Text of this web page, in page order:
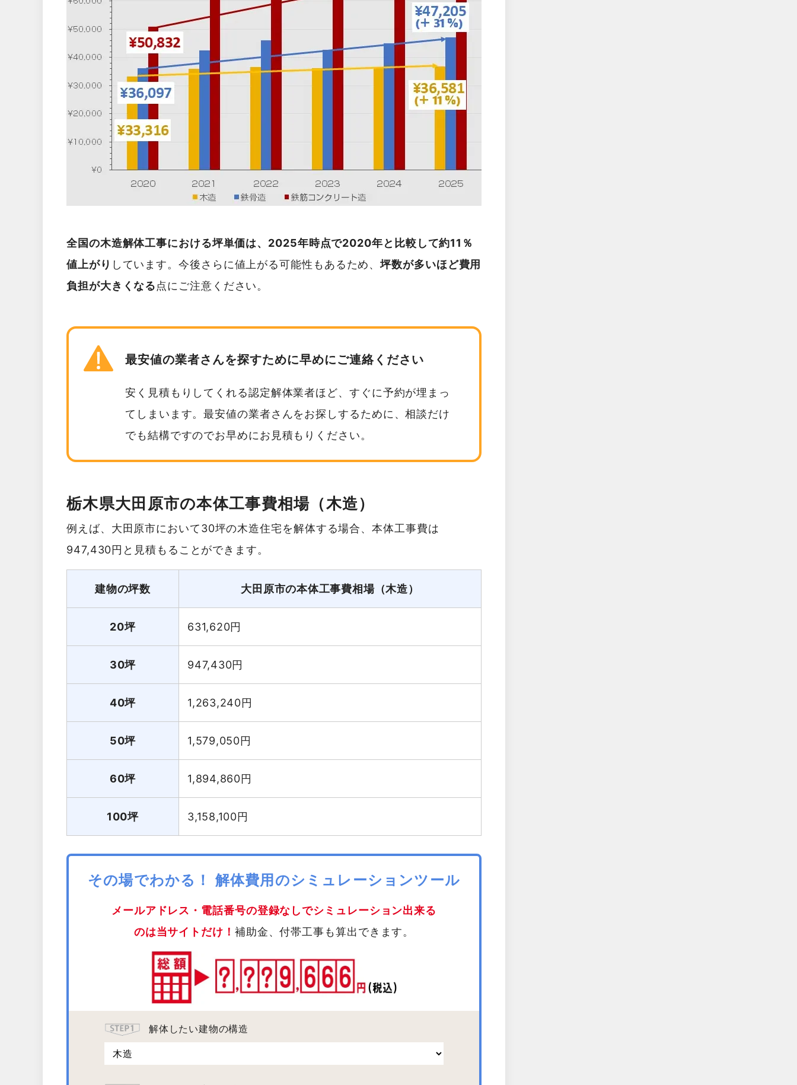
全国の木造解体工事における坪単価は、2025年時点で2020年と比較して約11％
値上がり しています。今後さらに値上がる可能性もあるため、坪数が多いほど費用
負担が大きくなる点にご注意ください。
最安値の業者さんを探すために早めにご連絡ください
安く見積もりしてくれる認定解体業者ほど、すぐに予約が埋まっ
てしまいます。最安値の業者さんをお探しするために、相談だけ
でも結構ですのでお早めにお見積もりください。
栃木県大田原市の本体工事費相場（木造）
例えば、大田原市において30坪の木造住宅を解体する場合、本体工事費は
947,430円と見積もることができます。
建物の坪数 大田原市の本体工事費相場（木造）
20坪 631,620円
30坪 947,430円
40坪 1,263,240円
50坪 1,579,050円
60坪 1,894,860円
100坪 3,158,100円
その場でわかる！ 解体費用のシミュレーションツール
メールアドレス・電話番号の登録なしでシミュレーション出来る
のは当サイトだけ！ 補助金、付帯工事も算出できます。
解体したい建物の構造